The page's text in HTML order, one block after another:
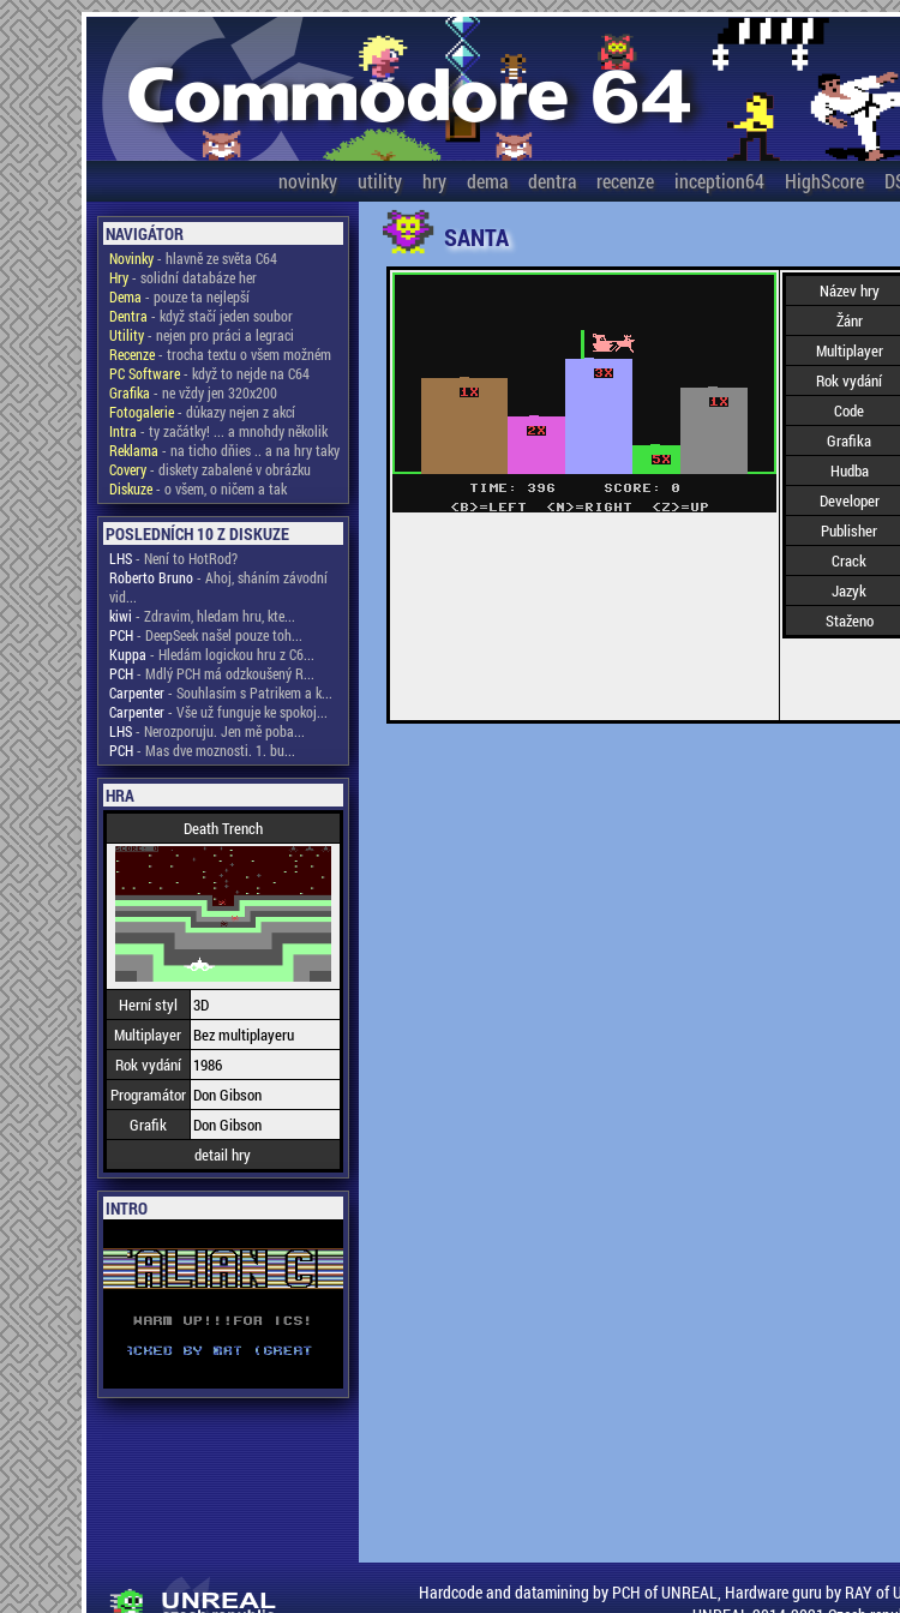
novinky utility hry dema dentra recenze inception64 HighScore
NAVIGÁTOR
Novinky- hlavně ze světa C64
Hry- solidní databáze her
Dema - pouze ta nejlepší
Dentra - když stačí jeden soubor
Utility- nejen pro práci a legraci
Recenze- trocha textu o všem možném
PC Software- když to nejde na C64
Grafika - ne vždy jen 320x200
Fotogalerie- důkazy nejen z akcí
Intra - ty začátky! ... a mnohdy několik
Reklama - na ticho dňies .. a na hry taky
Covery- diskety zabalené v obrázku
Diskuze- o všem, o ničem a tak
POSLEDNÍCH 10 Z DISKUZE
LHS- Není to HotRod?
Roberto Bruno- Ahoj, sháním závodní
vid...
kiwi - Zdravim, hledam hru, kte...
PCH- DeepSeek našel pouze toh...
Kuppa - Hledám logickou hru z C6...
PCH- Mdlý PCH má odzkoušený R...
Carpenter- Souhlasím s Patrikem a k...
Carpenter- Vše už funguje ke spokoj...
LHS- Nerozporuju. Jen mě poba...
PCH- Mas dve moznosti. 1. bu...
HRA
Death Trench
Herní styl
3D
Multiplayer Bez multiplayeru
Rok vydání
1986
Programátor Don Gibson
Grafik
Don Gibson
detail hry
INTRO
SANTA
Název hry
Žánr
Multiplayer
Rok vydání
Code
Grafika
Hudba
Developer
Publisher
Crack
Jazyk
Staženo
Hardcode and datamining by PCH of UNREAL, Hardware guru by RAY of